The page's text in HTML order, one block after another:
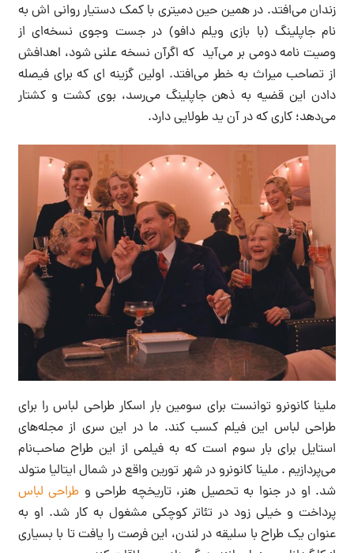
زندان می‌افتد. در همین حین دمیتری با کمک دستیار روانی اش به
نام جاپلینگ (با بازی ویلم دافو) در جست وجوی نسخه‌ای از
وصیت نامه دومی بر می‌آید که اگرآن نسخه علنی شود، اهدافش
از تصاحب میراث به خطر می‌افتد. اولین گزینه ای که برای فیصله
دادن این قضیه به ذهن جاپلینگ می‌رسد، بوی کشت و کشتار
می‌دهد؛ کاری که در آن ید طولایی دارد.
ملینا کانونرو توانست برای سومین بار اسکار طراحی لباس را برای
طراحی لباس این فیلم کسب کند. ما در این سری از مجله‌های
استایل برای بار سوم است که به فیلمی از این طراح صاحب‌نام
می‌پردازیم . ملینا کانونرو در شهر تورین واقع در شمال ایتالیا متولد
شد. او در جنوا به تحصیل هنر، تاریخچه طراحی و طراحی لباس
پرداخت و خیلی زود در تئاتر کوچکی مشغول به کار شد. او به
عنوان یک طراح با سلیقه در لندن، این فرصت را یافت تا با بسیاری